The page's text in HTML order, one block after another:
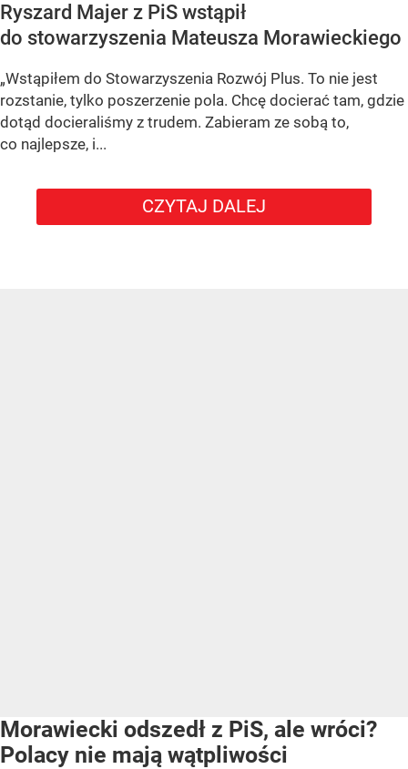
Ryszard Majer z PiS wstąpił
do stowarzyszenia Mateusza Morawieckiego
„Wstąpiłem do Stowarzyszenia Rozwój Plus. To nie jest
rozstanie, tylko poszerzenie pola. Chcę docierać tam, gdzie
dotąd docieraliśmy z trudem. Zabieram ze sobą to,
co najlepsze, i...
CZYTAJ DALEJ
Morawiecki odszedł z PiS, ale wróci?
Polacy nie mają wątpliwości